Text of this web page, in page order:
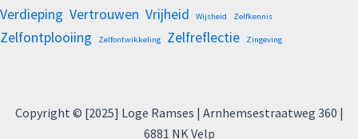
Verdieping Vertrouwen Vrijheid Wijsheid Zelfkennis
Zelfontplooiing Zelfontwikkeling Zelfreflectie Zingeving
Copyright © [2025] Loge Ramses | Arnhemsestraatweg 360 |
6881 NK Velp